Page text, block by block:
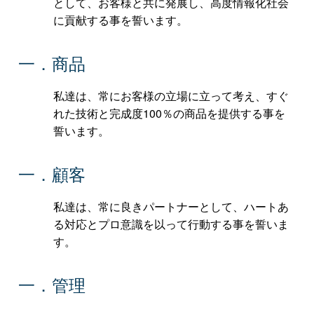
に貢献する事を誓います。
一．商品
私達は、常にお客様の立場に立って考え、すぐ
れた技術と完成度100％の商品を提供する事を
誓います。
一．顧客
私達は、常に良きパートナーとして、ハートあ
る対応とプロ意識を以って行動する事を誓いま
す。
一．管理